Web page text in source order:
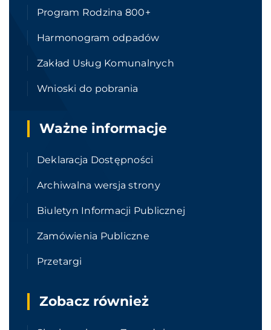
Program Rodzina 800+
Harmonogram odpadów
Zakład Usług Komunalnych
Wnioski do pobrania
Ważne informacje
Deklaracja Dostępności
Archiwalna wersja strony
Biuletyn Informacji Publicznej
Zamówienia Publiczne
Przetargi
Zobacz również